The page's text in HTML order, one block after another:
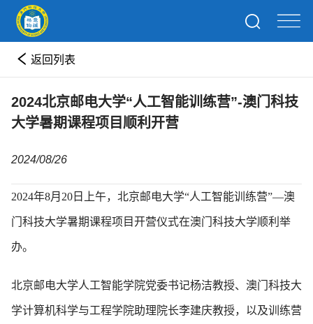
返回列表
2024北京邮电大学“人工智能训练营”-澳门科技
大学暑期课程项目顺利开营
2024/08/26
2024年8月20日上午，北京邮电大学“人工智能训练营”—澳
门科技大学暑期课程项目开营仪式在澳门科技大学顺利举
办。
北京邮电大学人工智能学院党委书记杨洁教授、澳门科技大
学计算机科学与工程学院助理院长李建庆教授，以及训练营